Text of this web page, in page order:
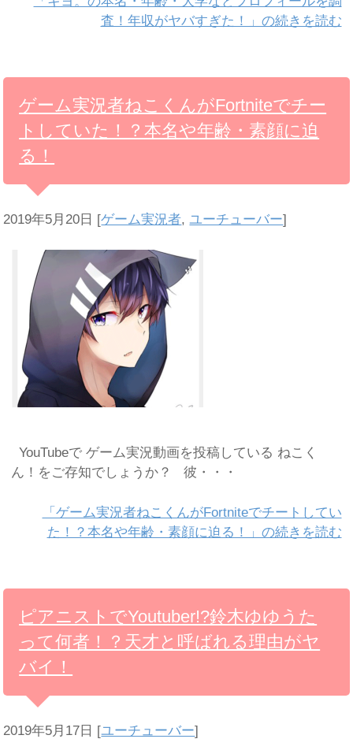
査！年収がヤバすぎた！」の続きを読む
ゲーム実況者ねこくんがFortniteでチー
トしていた！？本名や年齢・素顔に迫
る！
2019年5月20日 [ゲーム実況者,ユーチューバー]
YouTubeで ゲーム実況動画を投稿している ねこく
ん！をご存知でしょうか？ 彼・・・
「ゲーム実況者ねこくんがFortniteでチートしてい
た！？本名や年齢・素顔に迫る！」の続きを読む
ピアニストでYoutuber!?鈴木ゆゆうた
って何者！？天才と呼ばれる理由がヤ
バイ！
2019年5月17日 [ユーチューバー]